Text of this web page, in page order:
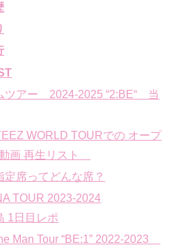
ツアー 2024-2025 “2:BE“ 当
WORLD TOURでの オープ
画 再生リスト
定席ってどんな席？
TOUR 2023-2024
1日目レポ
Man Tour “BE:1” 2022-2023